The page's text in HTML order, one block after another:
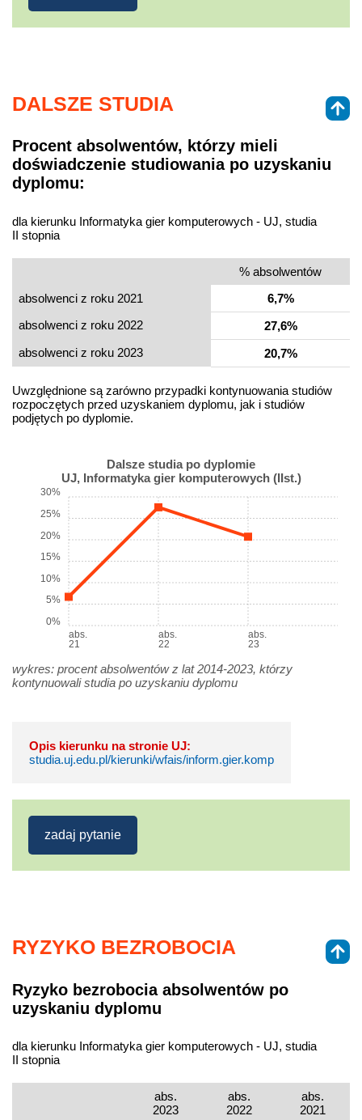
DALSZE STUDIA
Procent absolwentów, którzy mieli
doświadczenie studiowania po uzyskaniu
dyplomu:
dla kierunku Informatyka gier komputerowych - UJ, studia
II stopnia
% absolwentów
absolwenci z roku 2021
6,7%
absolwenci z roku 2022
27,6%
absolwenci z roku 2023
20,7%
Uwzględnione są zarówno przypadki kontynuowania studiów
rozpoczętych przed uzyskaniem dyplomu, jak i studiów
podjętych po dyplomie.
Dalsze studia po dyplomie
UJ, Informatyka gier komputerowych (IIst.)
abs.
21
abs.
22
abs.
23
0%
5%
10%
15%
20%
25%
30%
wykres: procent absolwentów z lat 2014-2023, którzy
kontynuowali studia po uzyskaniu dyplomu
Opis kierunku na stronie UJ:
studia.uj.edu.pl/kierunki/wfais/inform.gier.komp
zadaj pytanie
RYZYKO BEZROBOCIA
Ryzyko bezrobocia absolwentów po
uzyskaniu dyplomu
dla kierunku Informatyka gier komputerowych - UJ, studia
II stopnia
abs.
2023
abs.
2022
abs.
2021